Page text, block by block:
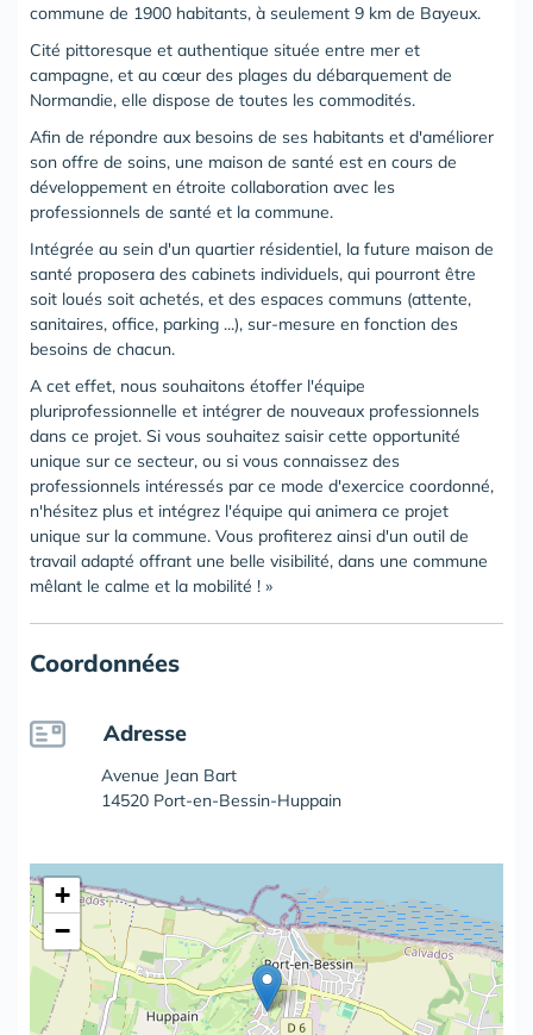
commune de 1900 habitants, à seulement 9 km de Bayeux.
Cité pittoresque et authentique située entre mer et
campagne, et au cœur des plages du débarquement de
Normandie, elle dispose de toutes les commodités.
Afin de répondre aux besoins de ses habitants et d'améliorer
son offre de soins, une maison de santé est en cours de
développement en étroite collaboration avec les
professionnels de santé et la commune.
Intégrée au sein d'un quartier résidentiel, la future maison de
santé proposera des cabinets individuels, qui pourront être
soit loués soit achetés, et des espaces communs (attente,
sanitaires, office, parking ...), sur-mesure en fonction des
besoins de chacun.
A cet effet, nous souhaitons étoffer l'équipe
pluriprofessionnelle et intégrer de nouveaux professionnels
dans ce projet. Si vous souhaitez saisir cette opportunité
unique sur ce secteur, ou si vous connaissez des
professionnels intéressés par ce mode d'exercice coordonné,
n'hésitez plus et intégrez l'équipe qui animera ce projet
unique sur la commune. Vous profiterez ainsi d'un outil de
travail adapté offrant une belle visibilité, dans une commune
mêlant le calme et la mobilité ! »
Coordonnées
Adresse
Avenue Jean Bart
14520 Port-en-Bessin-Huppain
+
−